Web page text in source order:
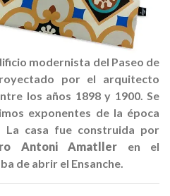
modernista del Paseo de
por el arquitecto
los años 1898 y 1900. Se
exponentes de la época
La casa fue construida por
Antoni Amatller en el
de abrir el Ensanche